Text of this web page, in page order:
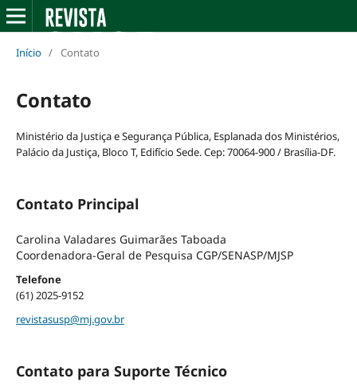
Início / Contato
Contato
Ministério da Justiça e Segurança Pública, Esplanada dos Ministérios,
Palácio da Justiça, Bloco T, Edifício Sede. Cep: 70064-900 / Brasília-DF.
Contato Principal
Carolina Valadares Guimarães Taboada
Coordenadora-Geral de Pesquisa CGP/SENASP/MJSP
Telefone
(61) 2025-9152
revistasusp@mj.gov.br
Contato para Suporte Técnico